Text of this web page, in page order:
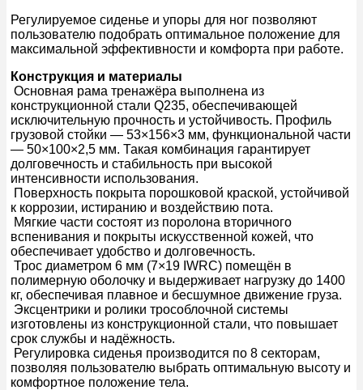
Регулируемое сиденье и упоры для ног позволяют
пользователю подобрать оптимальное положение для
максимальной эффективности и комфорта при работе.
Конструкция и материалы
Основная рама тренажёра выполнена из
конструкционной стали Q235, обеспечивающей
исключительную прочность и устойчивость. Профиль
грузовой стойки — 53×156×3 мм, функциональной части
— 50×100×2,5 мм. Такая комбинация гарантирует
долговечность и стабильность при высокой
интенсивности использования.
Поверхность покрыта порошковой краской, устойчивой
к коррозии, истиранию и воздействию пота.
Мягкие части состоят из поролона вторичного
вспенивания и покрыты искусственной кожей, что
обеспечивает удобство и долговечность.
Трос диаметром 6 мм (7×19 IWRC) помещён в
полимерную оболочку и выдерживает нагрузку до 1400
кг, обеспечивая плавное и бесшумное движение груза.
Эксцентрики и ролики трособлочной системы
изготовлены из конструкционной стали, что повышает
срок службы и надёжность.
Регулировка сиденья производится по 8 секторам,
позволяя пользователю выбрать оптимальную высоту и
комфортное положение тела.